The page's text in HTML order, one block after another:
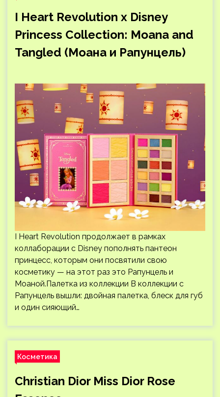
I Heart Revolution x Disney
Princess Collection: Moana and
Tangled (Моана и Рапунцель)
I Heart Revolution продолжает в рамках
коллаборации с Disney пополнять пантеон
принцесс, которым они посвятили свою
косметику — на этот раз это Рапунцель и
Моаной.Палетка из коллекции В коллекции с
Рапунцель вышли: двойная палетка, блеск для губ
и один сияющий…
Косметика
Christian Dior Miss Dior Rose